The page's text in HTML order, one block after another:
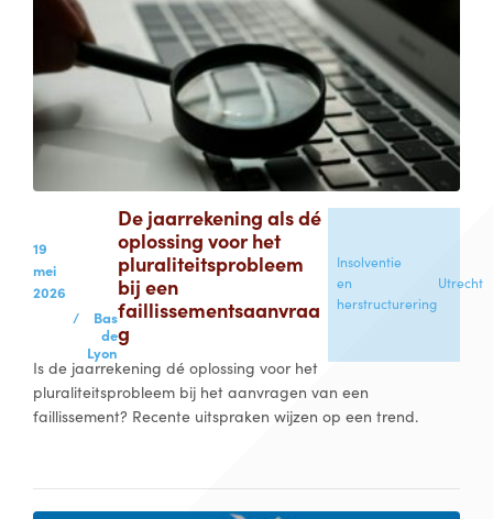
19
mei
2026
/
Bas
de
Lyon
De jaarrekening als dé
oplossing voor het
pluraliteitsprobleem
bij een
faillissementsaanvraa
g
Insolventie
en
herstructurering
Utrecht
Is de jaarrekening dé oplossing voor het
pluraliteitsprobleem bij het aanvragen van een
faillissement? Recente uitspraken wijzen op een trend.